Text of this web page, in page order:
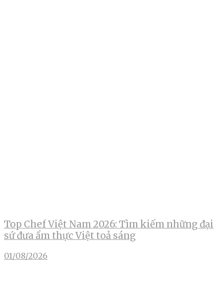
Top Chef Việt Nam 2026: Tìm kiếm những đại
sứ đưa ẩm thực Việt toả sáng
01/08/2026